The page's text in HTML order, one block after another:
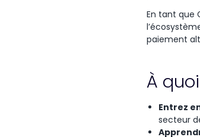
En tant que
paiement
À
Entrez
secteur